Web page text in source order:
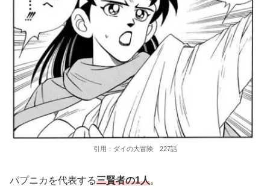
引用：ダイの大冒険 227話
パプニカを代表する三賢者の1人。